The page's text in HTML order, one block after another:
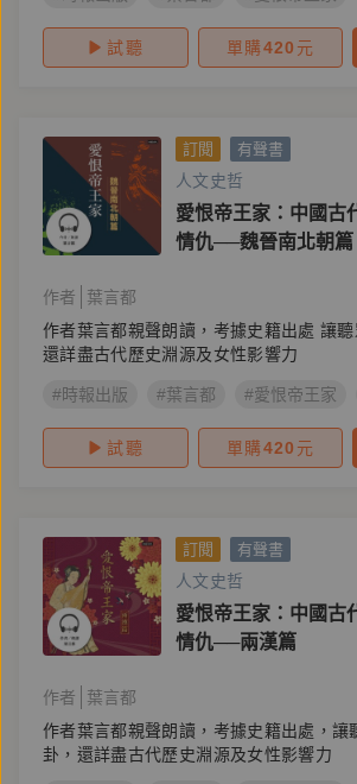
試聽 單購420 元
訂閱 有聲書
人文史哲
愛恨帝王家：中國古
情仇──魏晉南北朝篇
作者
葉言都
作者葉言都親聲朗讀，考據史籍出處 讓聽
還詳盡古代歷史淵源及女性影響力
#時報出版 #葉言都 #愛恨帝王家
試聽 單購420 元
訂閱 有聲書
人文史哲
愛恨帝王家：中國古
情仇──兩漢篇
作者
葉言都
作者葉言都親聲朗讀，考據史籍出處，讓
卦，還詳盡古代歷史淵源及女性影響力